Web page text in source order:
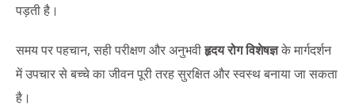
पड़ती है।
समय पर पहचान, सही परीक्षण और अनुभवीहृदय रोग विशेषज्ञके मार्गदर्शन
में उपचार से बच्चे का जीवन पूरी तरह सुरक्षित और स्वस्थ बनाया जा सकता
है।